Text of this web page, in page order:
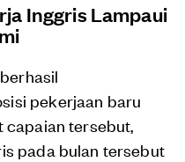
Inggris Lampaui
pekerjaan baru
capaian tersebut,
pada bulan tersebut